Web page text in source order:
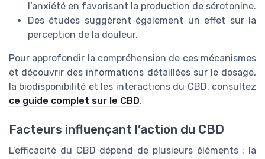
l’anxiété en favorisant la production de sérotonine.
Des études suggèrent également un effet sur la
perception de la douleur.
Pour approfondir la compréhension de ces mécanismes
et découvrir des informations détaillées sur le dosage,
la biodisponibilité et les interactions du CBD, consultez
ce guide complet sur le CBD.
Facteurs influençant l’action du CBD
L’efficacité du CBD dépend de plusieurs éléments : la